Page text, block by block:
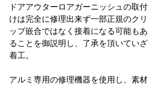
ドアアウターロアガーニッシュの取付
けは完全に修理出来ず一部正規のクリ
ップ嵌合ではなく接着になる可能もあ
ることを御説明し、了承を頂いていざ
着工。
アルミ専用の修理機器を使用し、素材